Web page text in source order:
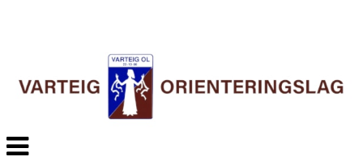
Veksle
navigasjon